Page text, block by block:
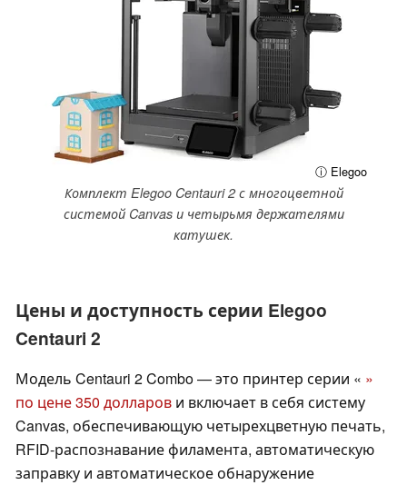
ⓘ Elegoo
Комплект Elegoo Centauri 2 с многоцветной
системой Canvas и четырьмя держателями
катушек.
Цены и доступность серии Elegoo
Centauri 2
Модель Centauri 2 Combo — это принтер серии « »
по цене 350 долларов и включает в себя систему
Canvas, обеспечивающую четырехцветную печать,
RFID-распознавание филамента, автоматическую
заправку и автоматическое обнаружение